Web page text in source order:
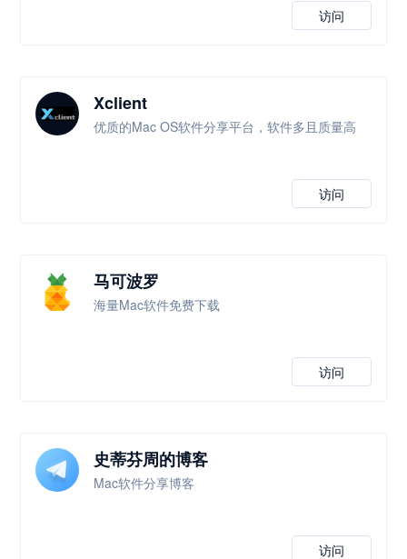
访问
Xclient
优质的Mac OS软件分享平台，软件多且质量高
访问
马可波罗
海量Mac软件免费下载
访问
史蒂芬周的博客
Mac软件分享博客
访问